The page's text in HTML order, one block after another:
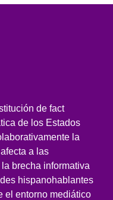
de fact
de los Estados
la
a las
brecha informativa
hispanohablantes
el entorno mediático